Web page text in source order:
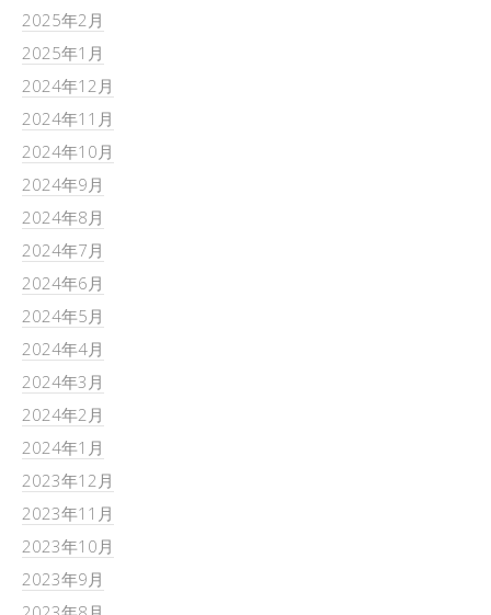
2025年2月
2025年1月
2024年12月
2024年11月
2024年10月
2024年9月
2024年8月
2024年7月
2024年6月
2024年5月
2024年4月
2024年3月
2024年2月
2024年1月
2023年12月
2023年11月
2023年10月
2023年9月